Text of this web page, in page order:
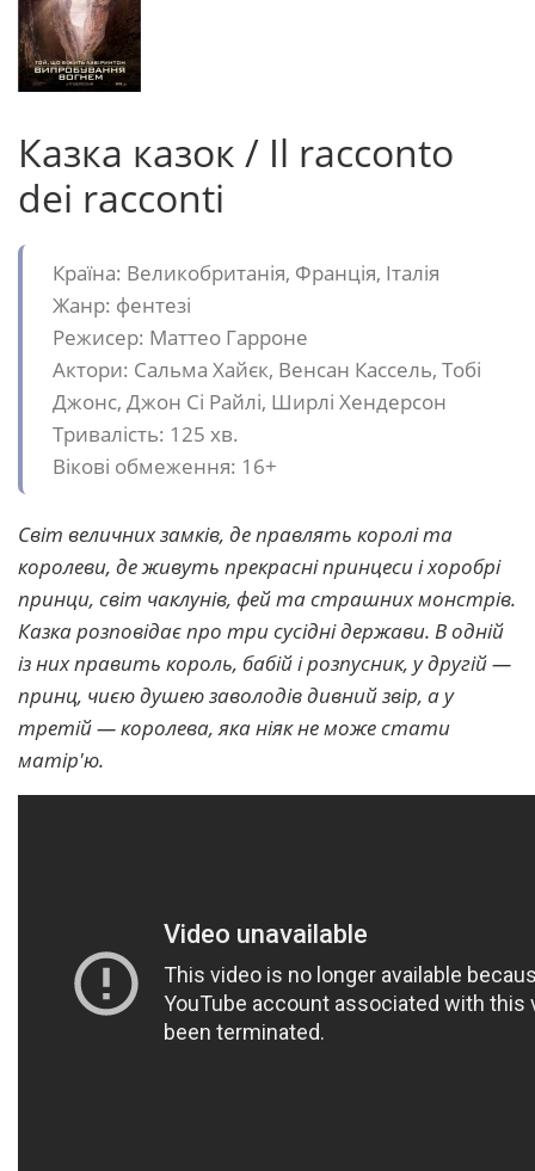
Казка казок / Il racconto
dei racconti
Країна: Великобританія, Франція, Італія
Жанр: фентезі
Режисер: Маттео Гарроне
Актори: Сальма Хайєк, Венсан Кассель, Тобі
Джонс, Джон Сі Райлі, Ширлі Хендерсон
Тривалість: 125 хв.
Вікові обмеження: 16+
Світ величних замків, де правлять королі та
королеви, де живуть прекрасні принцеси і хоробрі
принци, світ чаклунів, фей та страшних монстрів.
Казка розповідає про три сусідні держави. В одній
із них править король, бабій і розпусник, у другій —
принц, чиєю душею заволодів дивний звір, а у
третій — королева, яка ніяк не може стати
матір'ю.